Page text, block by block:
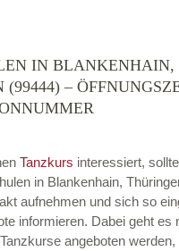
IN BLANKENHAIN,
(99444) –
Tanzkurs interessiert,
in Blankenhain,
aufnehmen und sich so
informieren. Dabei geht es
angeboten